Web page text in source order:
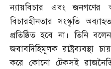
ন্যায়বিচার এবং জনগণের
বিচারহীনতার সংস্কৃতি
প্রতিষ্ঠিত হবে না। তিনি বলেন
জবাবদিহিমূলক রাষ্ট্রব্যবস্থা
করে কোনো টেকসই